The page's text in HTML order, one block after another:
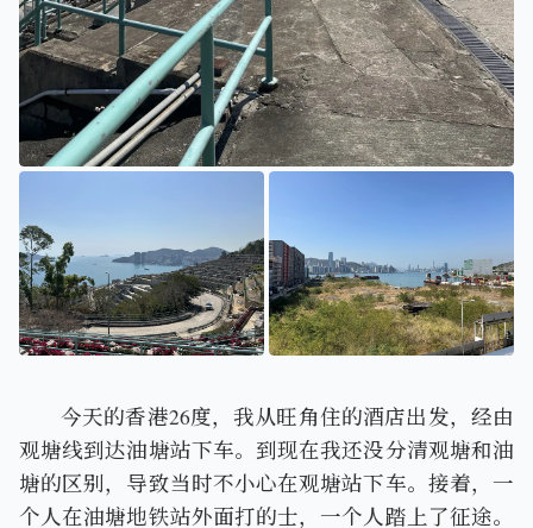
将军澳坟场的海
家驹视角的风景 港铁油塘站外
今天的香港26度，我从旺角住的酒店出发，经由
观塘线到达油塘站下车。到现在我还没分清观塘和油
塘的区别，导致当时不小心在观塘站下车。接着，一
个人在油塘地铁站外面打的士，一个人踏上了征途。